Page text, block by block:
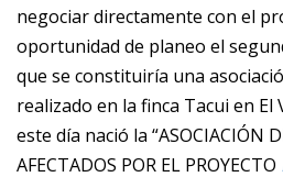
negociar directamente con el
oportunidad de planeo el
que se constituiría una
realizado en la finca Tacui en El
este día nació la “ASOCIACIÓN
AFECTADOS POR EL PROYECTO